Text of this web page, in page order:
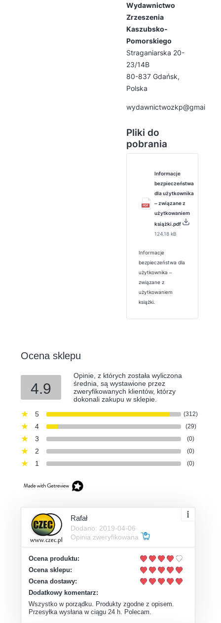
Wydawnictwo
Zrzeszenia
Kaszubsko-
Pomorskiego
Straganiarska 20-
23/14B
80-837 Gdańsk,
Polska
Pliki do
pobrania
Informacje
bezpieczeństwa
dla użytkownika
‒ związane z
użytkowaniem
książki.pdf
124.18 kB
Informacje
bezpieczeństwa dla
użytkownika ‒
związane z
użytkowaniem
książki.
Ocena sklepu
4.9
Opinie, z których została wyliczona
średnia, są wystawione przez
zweryfikowanych klientów, którzy
dokonali zakupu w sklepie.
5
(312)
4 (29)
3 (0)
2 (0)
1 (0)
Rafał
Dodano: 2019-04-06
Opinia zweryfikowana
Ocena produktu:
Ocena sklepu:
Ocena dostawy:
Dodatkowy komentarz:
Wszystko w porządku. Produkty zgodne z opisem.
Przesyłka wysłana w ciągu 24 h. Polecam.